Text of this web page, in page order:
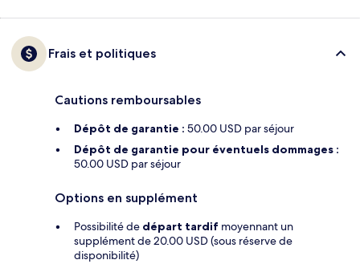
Frais et politiques
Cautions remboursables
Dépôt de garantie : 50.00 USD par séjour
Dépôt de garantie pour éventuels dommages :
50.00 USD par séjour
Options en supplément
Possibilité de départ tardif moyennant un
supplément de 20.00 USD (sous réserve de
disponibilité)